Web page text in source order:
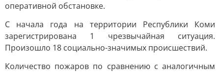
оперативной обстановке.
С начала года на территории Республики Коми
зарегистрирована 1 чрезвычайная ситуация.
Произошло 18 социально-значимых происшествий.
Количество пожаров по сравнению с аналогичным